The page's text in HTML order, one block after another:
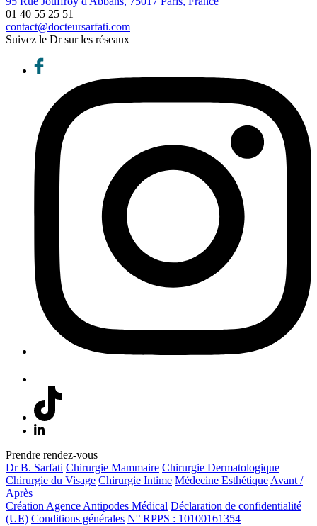
01 40 55 25 51
contact@docteursarfati.com
Suivez le Dr sur les réseaux
Prendre rendez-vous
Dr B. Sarfati Chirurgie Mammaire Chirurgie Dermatologique
Chirurgie du Visage Chirurgie Intime Médecine Esthétique Avant /
Après
Création Agence Antipodes Médical Déclaration de confidentialité
(UE) Conditions générales N° RPPS : 10100161354